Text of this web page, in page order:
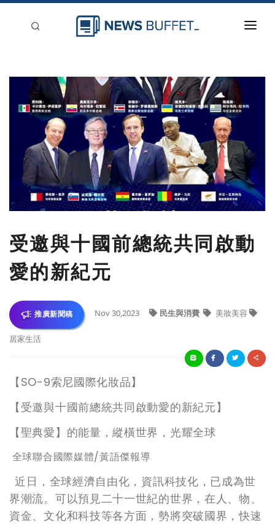
新聞稿分類
登入
刊登
受邀與十國前總統共同啟動
愛的新紀元
推廣新聞稿 Nov 30,2023 民生與消費 美妝美容
居家生活
【SO-9索尼國際化妝品】
【受邀與十國前總統共同啟動愛的新紀元】
【聖典愛】的能量，縱橫世界，光耀全球
全球聯合國際媒體/黃語傑報導
近日，全球經濟自由化，資訊科技化，已成為世
界潮流。可以預見二十一世紀的世界，在人、物、
資金、文化和科技等各方面，勢將突破國界，快速